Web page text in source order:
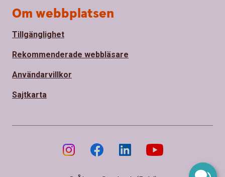
Om webbplatsen
Tillgänglighet
Rekommenderade webbläsare
Användarvillkor
Sajtkarta